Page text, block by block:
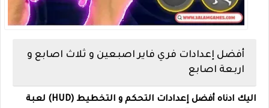
أفضل إعدادات فري فاير اصبعين و ثلاث اصابع و
اربعة اصابع
اليك ادناه أفضل إعدادات التحكم و التخطيط (HUD) لعبة